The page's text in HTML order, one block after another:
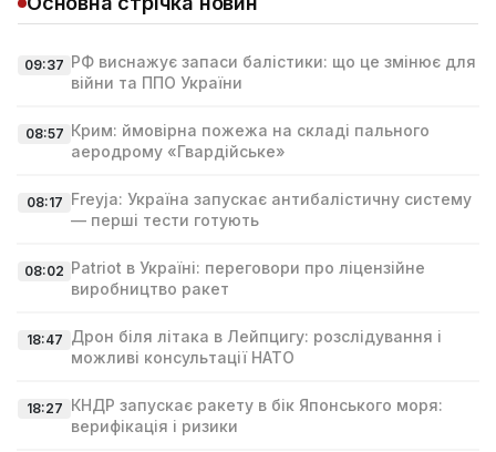
09:37 РФ виснажує запаси балістики: що це змінює для
війни та ППО України
08:57 Крим: ймовірна пожежа на складі пального
аеродрому «Гвардійське»
08:17 Freyja: Україна запускає антибалістичну систему
— перші тести готують
08:02 Patriot в Україні: переговори про ліцензійне
виробництво ракет
18:47 Дрон біля літака в Лейпцигу: розслідування і
можливі консультації НАТО
18:27 КНДР запускає ракету в бік Японського моря:
верифікація і ризики